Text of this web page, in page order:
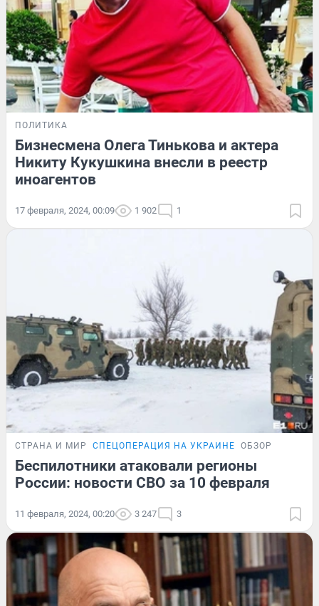
ПОЛИТИКА
Бизнесмена Олега Тинькова и актера
Никиту Кукушкина внесли в реестр
иноагентов
17 февраля, 2024, 00:09 1 902 1
СТРАНА И МИР СПЕЦОПЕРАЦИЯ НА УКРАИНЕ ОБЗОР
Беспилотники атаковали регионы
России: новости СВО за 10 февраля
11 февраля, 2024, 00:20 3 247 3